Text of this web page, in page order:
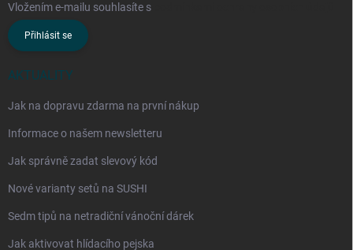
Vložením e-mailu souhlasíte s
Přihlásit se
AKTUALITY
Jak na dopravu zdarma na první nákup
Informace o našem newsletteru
Jak správně zadat slevový kód
Nové varianty setů na SUSHI
Sedm tipů na netradiční vánoční dárek
Jak aktivovat hlídacího pejska